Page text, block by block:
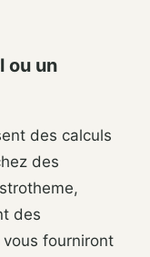
ou un
des calculs
des
des
fourniront